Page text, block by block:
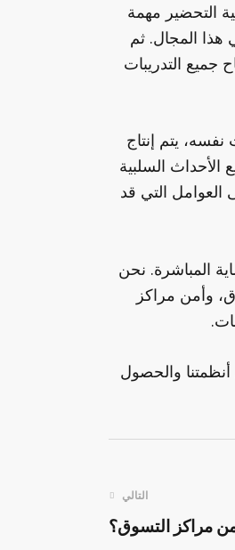
التحضير مهمة
هذا المجال. ثم
جميع التدريبات
نفسه، يتم إنتاج
السلبية
العوامل التي قد
المباشرة. نحن
وأمن مراكز
والحصول
التالي
مراكز التسوق؟